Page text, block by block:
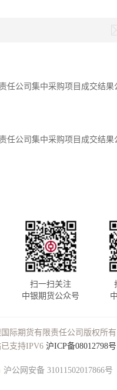
任公司集中采购项目成交结果
任公司集中采购项目成交结果
扫一扫关注
中银期货公众号
国际期货有限责任公司版权所有
支持IPV6 沪ICP备08012798号
沪公网安备 31011502017866号